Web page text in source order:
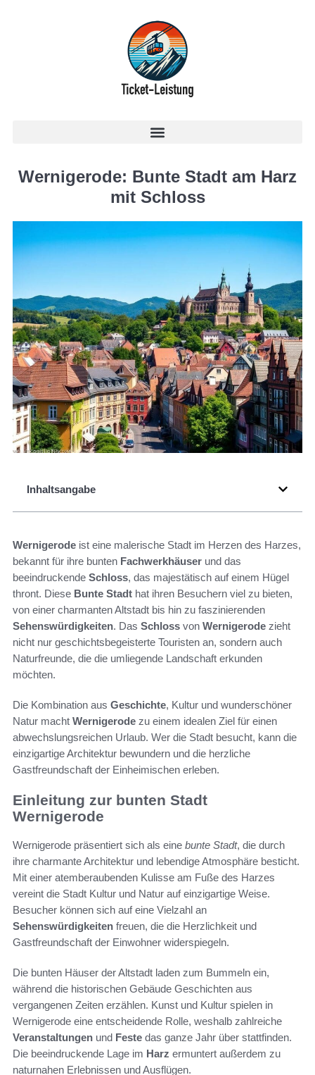
Wernigerode: Bunte Stadt am Harz
mit Schloss
Inhaltsangabe
Wernigerode ist eine malerische Stadt im Herzen des Harzes,
bekannt für ihre bunten Fachwerkhäuser und das
beeindruckende Schloss, das majestätisch auf einem Hügel
thront. Diese Bunte Stadt hat ihren Besuchern viel zu bieten,
von einer charmanten Altstadt bis hin zu faszinierenden
Sehenswürdigkeiten. Das Schloss von Wernigerode zieht
nicht nur geschichtsbegeisterte Touristen an, sondern auch
Naturfreunde, die die umliegende Landschaft erkunden
möchten.
Die Kombination aus Geschichte, Kultur und wunderschöner
Natur macht Wernigerode zu einem idealen Ziel für einen
abwechslungsreichen Urlaub. Wer die Stadt besucht, kann die
einzigartige Architektur bewundern und die herzliche
Gastfreundschaft der Einheimischen erleben.
Einleitung zur bunten Stadt
Wernigerode
Wernigerode präsentiert sich als eine bunte Stadt, die durch
ihre charmante Architektur und lebendige Atmosphäre besticht.
Mit einer atemberaubenden Kulisse am Fuße des Harzes
vereint die Stadt Kultur und Natur auf einzigartige Weise.
Besucher können sich auf eine Vielzahl an
Sehenswürdigkeiten freuen, die die Herzlichkeit und
Gastfreundschaft der Einwohner widerspiegeln.
Die bunten Häuser der Altstadt laden zum Bummeln ein,
während die historischen Gebäude Geschichten aus
vergangenen Zeiten erzählen. Kunst und Kultur spielen in
Wernigerode eine entscheidende Rolle, weshalb zahlreiche
Veranstaltungen und Feste das ganze Jahr über stattfinden.
Die beeindruckende Lage im Harz ermuntert außerdem zu
naturnahen Erlebnissen und Ausflügen.